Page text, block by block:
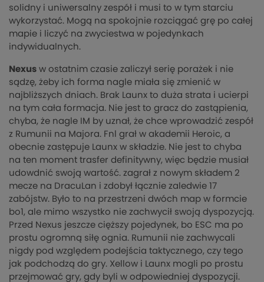
solidny i uniwersalny zespół i musi to w tym starciu
wykorzystać. Mogą na spokojnie rozciągać grę po całej
mapie i liczyć na zwyciestwa w pojedynkach
indywidualnych.
Nexus w ostatnim czasie zaliczył serię porażek i nie
sądzę, żeby ich forma nagle miała się zmienić w
najbliższych dniach. Brak Launx to duża strata i ucierpi
na tym cała formacja. Nie jest to gracz do zastąpienia,
chyba, że nagle IM by uznał, że chce wprowadzić zespół
z Rumunii na Majora. Fnl grał w akademii Heroic, a
obecnie zastępuje Launx w składzie. Nie jest to chyba
na ten moment trasfer definitywny, więc będzie musiał
udowdnić swoją wartość. zagrał z nowym składem 2
mecze na DracuLan i zdobył łącznie zaledwie 17
zabójstw. Było to na przestrzeni dwóch map w formcie
bo1, ale mimo wszystko nie zachwycił swoją dyspozycją.
Przed Nexus jeszcze cięższy pojedynek, bo ESC ma po
prostu ogromną siłę ognia. Rumunii nie zachwycali
nigdy pod względem podejścia taktycznego, czy tego
jak podchodzą do gry. Xellow i Launx mogli po prostu
przejmować gry, gdy byli w odpowiedniej dyspozycji.